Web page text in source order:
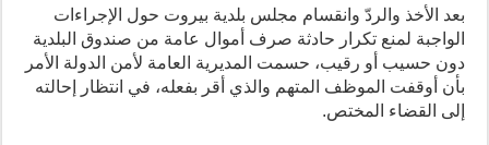
بعد الأخذ والردّ وانقسام مجلس بلدية بيروت حول الإجراءات
الواجبة لمنع تكرار حادثة صرف أموال عامة من صندوق البلدية
دون حسيب أو رقيب، حسمت المديرية العامة لأمن الدولة الأمر
بأن أوقفت الموظف المتهم والذي أقر بفعله، في انتظار إحالته
إلى القضاء المختص.